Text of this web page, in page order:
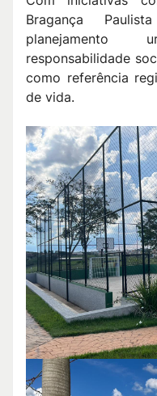
Bragança
planejamento
responsabilidade
como referência
de vida.